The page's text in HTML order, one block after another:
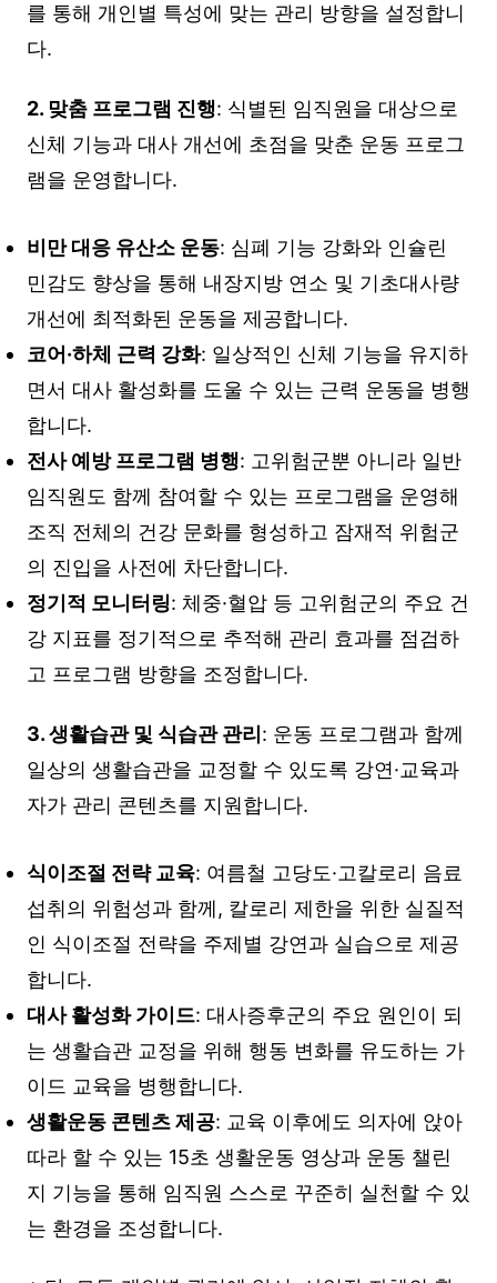
를 통해 개인별 특성에 맞는 관리 방향을 설정합니
다.
2. 맞춤 프로그램 진행: 식별된 임직원을 대상으로
신체 기능과 대사 개선에 초점을 맞춘 운동 프로그
램을 운영합니다.
비만 대응 유산소 운동: 심폐 기능 강화와 인슐린
민감도 향상을 통해 내장지방 연소 및 기초대사량
개선에 최적화된 운동을 제공합니다.
코어·하체 근력 강화: 일상적인 신체 기능을 유지하
면서 대사 활성화를 도울 수 있는 근력 운동을 병행
합니다.
전사 예방 프로그램 병행: 고위험군뿐 아니라 일반
임직원도 함께 참여할 수 있는 프로그램을 운영해
조직 전체의 건강 문화를 형성하고 잠재적 위험군
의 진입을 사전에 차단합니다.
정기적 모니터링: 체중·혈압 등 고위험군의 주요 건
강 지표를 정기적으로 추적해 관리 효과를 점검하
고 프로그램 방향을 조정합니다.
3. 생활습관 및 식습관 관리: 운동 프로그램과 함께
일상의 생활습관을 교정할 수 있도록 강연·교육과
자가 관리 콘텐츠를 지원합니다.
식이조절 전략 교육: 여름철 고당도·고칼로리 음료
섭취의 위험성과 함께, 칼로리 제한을 위한 실질적
인 식이조절 전략을 주제별 강연과 실습으로 제공
합니다.
대사 활성화 가이드: 대사증후군의 주요 원인이 되
는 생활습관 교정을 위해 행동 변화를 유도하는 가
이드 교육을 병행합니다.
생활운동 콘텐츠 제공: 교육 이후에도 의자에 앉아
따라 할 수 있는 15초 생활운동 영상과 운동 챌린
지 기능을 통해 임직원 스스로 꾸준히 실천할 수 있
는 환경을 조성합니다.